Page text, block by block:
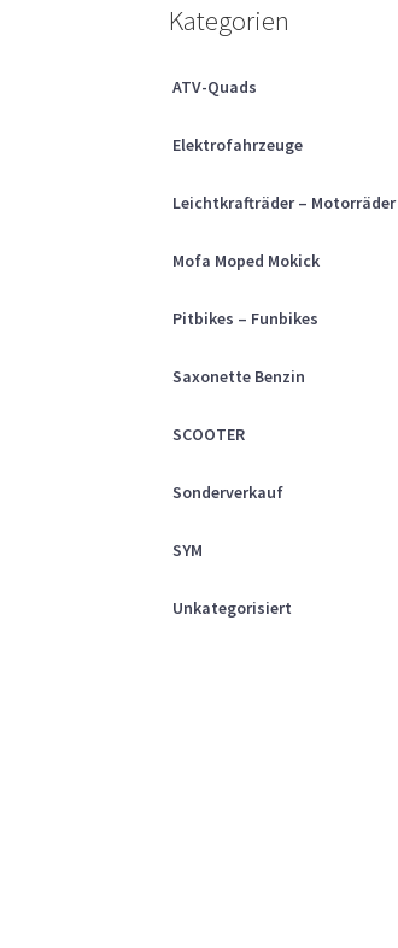
Kategorien
ATV-Quads
Elektrofahrzeuge
Leichtkrafträder – Motorräder
Mofa Moped Mokick
Pitbikes – Funbikes
Saxonette Benzin
SCOOTER
Sonderverkauf
SYM
Unkategorisiert